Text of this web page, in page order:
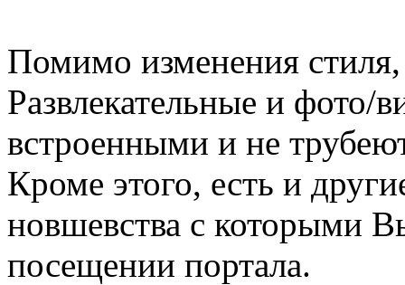
Помимо изменения
Развлекательные и фото/
встроенными и не
Кроме этого, есть и
новшевства с которыми
посещении портала.